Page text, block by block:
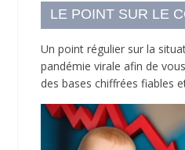
LE POINT SUR LE
Un point régulier sur la
pandémie virale afin de
des bases chiffrées fiables